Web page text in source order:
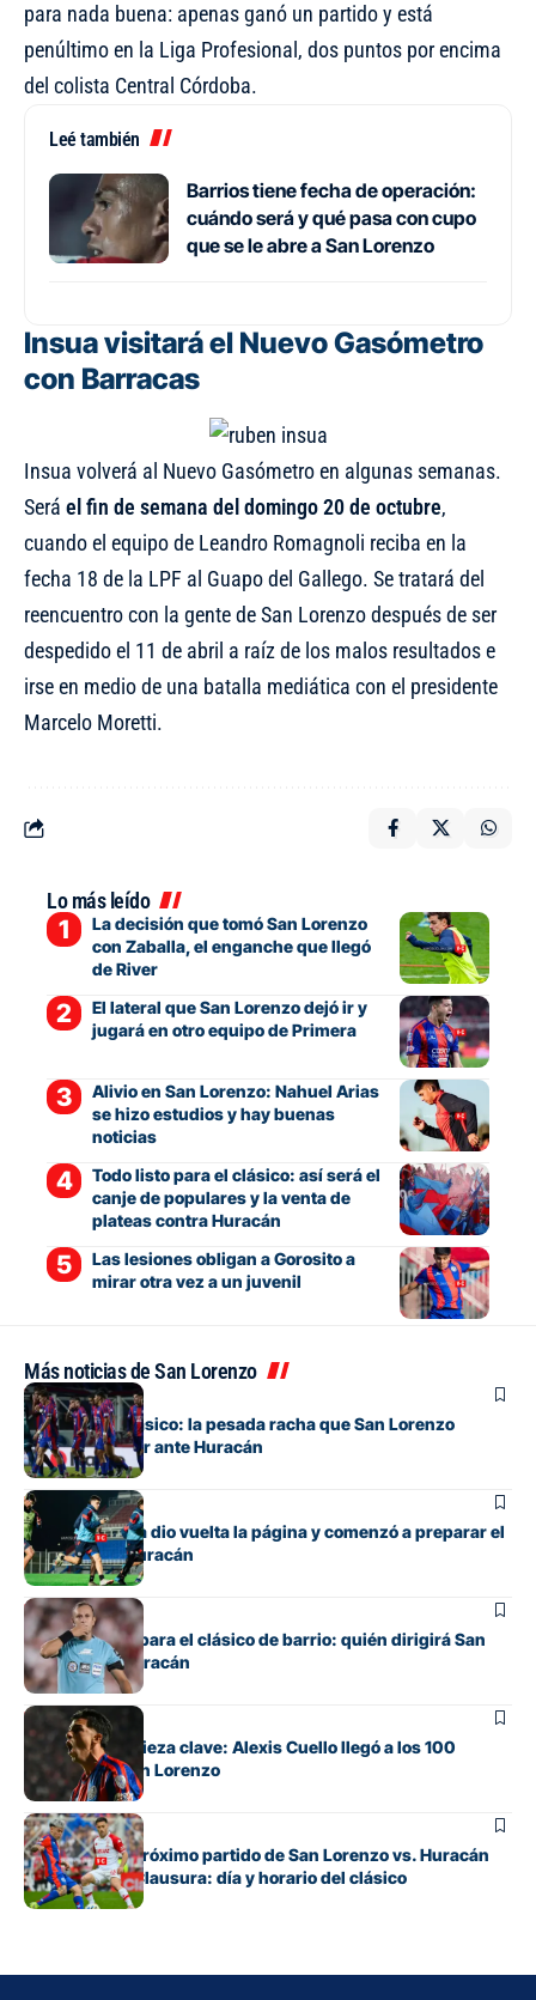
para nada buena: apenas ganó un partido y está
penúltimo en la Liga Profesional, dos puntos por encima
del colista Central Córdoba.
Leé también
Barrios tiene fecha de operación:
cuándo será y qué pasa con cupo
que se le abre a San Lorenzo
Insua visitará el Nuevo Gasómetro
con Barracas
Insua volverá al Nuevo Gasómetro en algunas semanas.
Será el fin de semana del domingo 20 de octubre,
cuando el equipo de Leandro Romagnoli reciba en la
fecha 18 de la LPF al Guapo del Gallego. Se tratará del
reencuentro con la gente de San Lorenzo después de ser
despedido el 11 de abril a raíz de los malos resultados e
irse en medio de una batalla mediática con el presidente
Marcelo Moretti.
Lo más leído
La decisión que tomó San Lorenzo
con Zaballa, el enganche que llegó
de River
El lateral que San Lorenzo dejó ir y
jugará en otro equipo de Primera
Alivio en San Lorenzo: Nahuel Arias
se hizo estudios y hay buenas
noticias
Todo listo para el clásico: así será el
canje de populares y la venta de
plateas contra Huracán
Las lesiones obligan a Gorosito a
mirar otra vez a un juvenil
Más noticias de San Lorenzo
Fútbol
Otra vez un clásico: la pesada racha que San Lorenzo
intentará cortar ante Huracán
Fútbol
San Lorenzo ya dio vuelta la página y comenzó a preparar el
clásico ante Huracán
Fútbol
Ya hay árbitro para el clásico de barrio: quién dirigirá San
Lorenzo vs. Huracán
Fútbol
De apuesta a pieza clave: Alexis Cuello llegó a los 100
partidos en San Lorenzo
Fútbol
Cuándo es el próximo partido de San Lorenzo vs. Huracán
por el Torneo Clausura: día y horario del clásico